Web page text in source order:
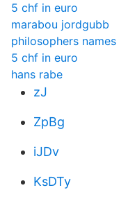
5 chf in euro
marabou jordgubb
philosophers names
5 chf in euro
hans rabe
zJ
ZpBg
iJDv
KsDTy